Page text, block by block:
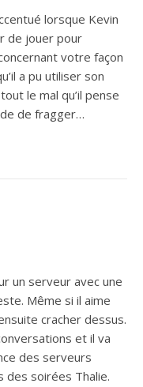
lorsque Kevin
de jouer pour
votre façon
a pu utiliser son
le mal qu’il pense
de fragger…
un serveur avec une
Même si il aime
cracher dessus.
et il va
des serveurs
des soirées Thalie.